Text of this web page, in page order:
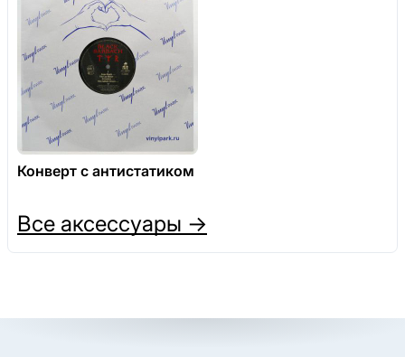
Конверт с антистатиком
Все аксессуары →